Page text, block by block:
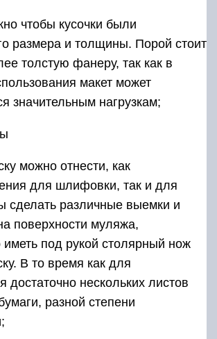
чтобы кусочки были
размера и толщины. Порой стоит
толстую фанеру, так как в
макет может
значительным нагрузкам;
можно отнести, как
для шлифовки, так и для
сделать различные выемки и
поверхности муляжа,
иметь под рукой столярный нож
В то время как для
нескольких листов
разной степени